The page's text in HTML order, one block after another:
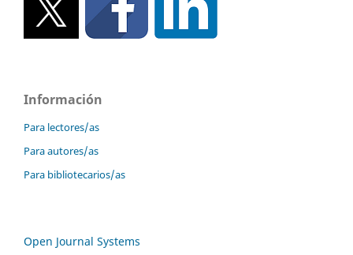
Información
Para lectores/as
Para autores/as
Para bibliotecarios/as
Open Journal Systems